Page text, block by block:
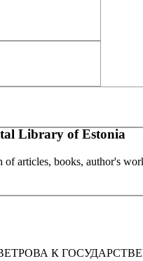
Library of Estonia
of articles, books, author's
К